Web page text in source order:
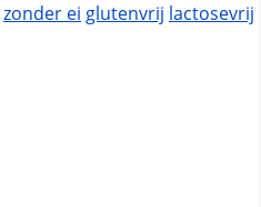
zonder ei glutenvrij lactosevrij